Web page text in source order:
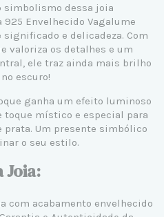
simbolismo dessa joia
925 Envelhecido Vagalume
significado e delicadeza. Com
valoriza os detalhes e um
ele traz ainda mais brilho
escuro!
ganha um efeito luminoso
toque místico e especial para
prata. Um presente simbólico
o seu estilo.
Joia:
com acabamento envelhecido